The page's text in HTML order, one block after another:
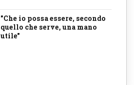
"Che io possa essere, secondo
quello che serve, una mano
utile"